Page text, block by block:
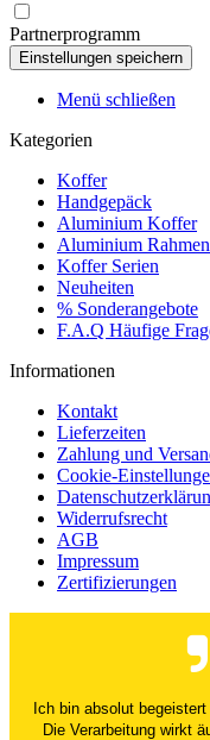
Partnerprogramm
Menü schließen
Kategorien
Koffer
Handgepäck
Aluminium Koffer
Aluminium
Koffer Serien
Neuheiten
% Sonderangebote
F.A.Q Häufige
Informationen
Kontakt
Lieferzeiten
Zahlung und
Cookie-
Widerrufsrecht
AGB
Impressum
Zertifizierungen
Ich bin absolut
Die Verarbeitung wirkt